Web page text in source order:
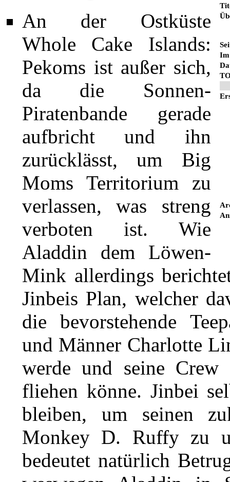
An der Ostküste
Whole Cake Islands:
Pekoms ist außer sich,
da die Sonnen-
Piratenbande gerade
aufbricht und ihn
zurücklässt, um Big
Moms Territorium zu
verlassen, was streng
verboten ist. Wie
Aladdin dem Löwen-
Mink allerdings
Jinbeis Plan, welcher
die bevorstehende
und Männer Charlotte
werde und seine Crew
fliehen könne. Jinbei
bleiben, um seinen
Monkey D. Ruffyzu
bedeutet natürlich